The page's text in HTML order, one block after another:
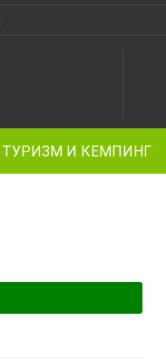
ТУРИЗМ И КЕМПИНГ